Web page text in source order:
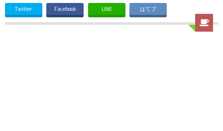
Twitter Facebook LINE はてブ